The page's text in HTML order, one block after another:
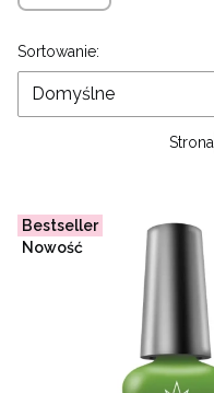
Lista produktów
Sortowanie:
Domyślne
Strona
Bestseller
Nowość